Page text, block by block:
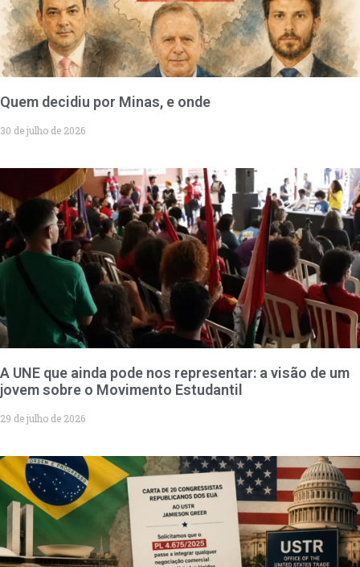
Quem decidiu por Minas, e onde
30 de julho de 2026
A UNE que ainda pode nos representar: a visão de um
jovem sobre o Movimento Estudantil
29 de julho de 2026